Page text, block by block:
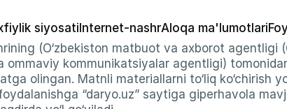
siyosati Internet-nashrAloqa ma'lumotlari
(O‘zbekiston matbuot va axborot agentligi
ommaviy kommunikatsiyalar agentligi)
olingan. Matnli materiallarni to‘liq
“daryo.uz” saytiga giperhavola